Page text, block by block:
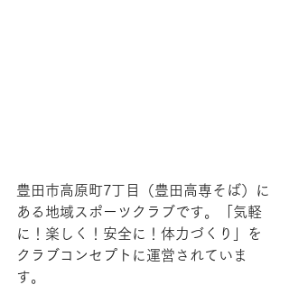
豊田市高原町7丁目（豊田高専そば）に
ある地域スポーツクラブです。「気軽
に！楽しく！安全に！体力づくり」を
クラブコンセプトに運営されていま
す。